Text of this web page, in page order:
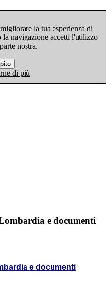
la tua esperienza di
la navigazione accetti l'utilizzo
nostra.
di più
e documenti
e documenti